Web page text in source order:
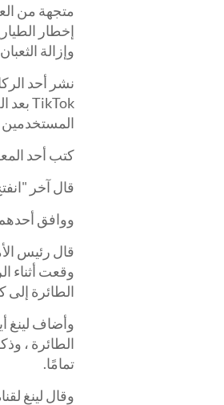
متجهة من
إخطار
وإزالة
المستخدمين
كتب أحد
قال آخر
ووافق
وقعت أثناء
الطائرة إلى
وأضاف لينغ
الطائرة ،
تمامًا.
وقال لينغ